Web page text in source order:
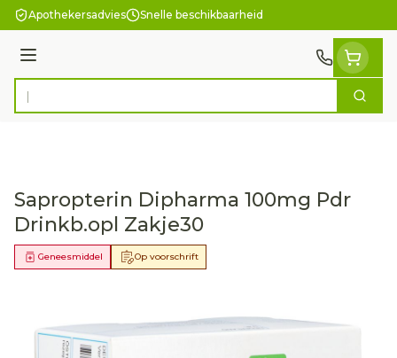
Ga naar de inhoud
Apothekersadvies Snelle beschikbaarheid
Menu
Product, merk, categorie... Zoek
Sapropterin Dipharma 100mg Pdr
Drinkb.opl Zakje30
Op voorschrift
Geneesmiddel